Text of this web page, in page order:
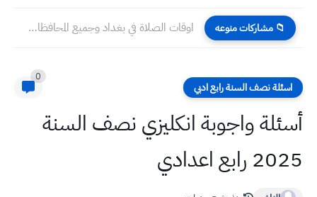
📁 مشاركات منوعه اوقات الصلاة في بغداد وجميع المحافظات العراقية الخميس ٢٩ /...
اسئلة نصف السنة رابع ادبي
0
أسئلة واجوبة انكليزي نصف السنة
2025 رابع اعدادي